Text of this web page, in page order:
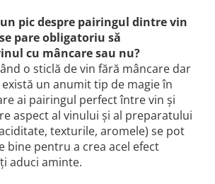
pic despre pairingul dintre vin
pare obligatoriu să
cu mâncare sau nu?
o sticlă de vin fără mâncare dar
un anumit tip de magie în
ai pairingul perfect între vin și
aspect al vinului și al preparatului
texturile, aromele) se pot
bine pentru a crea acel efect
aduci aminte.